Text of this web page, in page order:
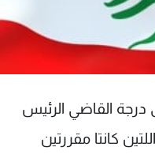
درجة القاضي الرئيس
كانتا مقررتين